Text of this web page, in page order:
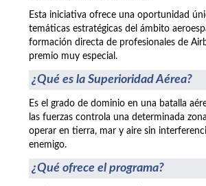
Esta iniciativa ofrece una oportunidad
temáticas estratégicas del ámbito
formación directa de profesionales de
premio muy especial.
¿Qué es la Superioridad Aérea?
Es el grado de dominio en una batalla
las fuerzas controla una determinada
operar en tierra, mar y aire sin
enemigo.
¿Qué ofrece el programa?